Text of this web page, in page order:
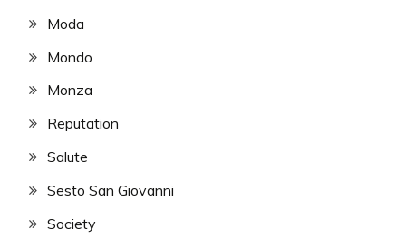
Moda
Mondo
Monza
Reputation
Salute
Sesto San Giovanni
Society